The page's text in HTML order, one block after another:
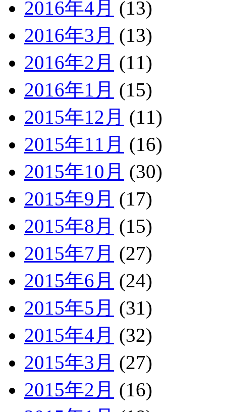
2016年4月 (13)
2016年3月 (13)
2016年2月 (11)
2016年1月 (15)
2015年12月 (11)
2015年11月 (16)
2015年10月 (30)
2015年9月 (17)
2015年8月 (15)
2015年7月 (27)
2015年6月 (24)
2015年5月 (31)
2015年4月 (32)
2015年3月 (27)
2015年2月 (16)